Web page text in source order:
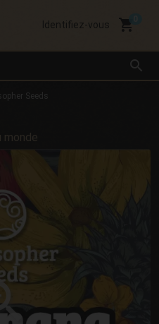
search
Identifiez-vous local_grocery_store
Seeds
monde